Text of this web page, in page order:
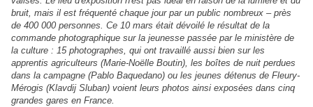
bruit, mais il est fréquenté chaque jour par un public nombreux – près
de 400 000 personnes. Ce 10 mars était dévoilé le résultat de la
commande photographique sur la jeunesse passée par le ministère de
la culture : 15 photographes, qui ont travaillé aussi bien sur les
apprentis agriculteurs (Marie-Noëlle Boutin), les boîtes de nuit perdues
dans la campagne (Pablo Baquedano) ou les jeunes détenus de Fleury-
Mérogis (Klavdij Sluban) voient leurs photos ainsi exposées dans cinq
grandes gares en France.